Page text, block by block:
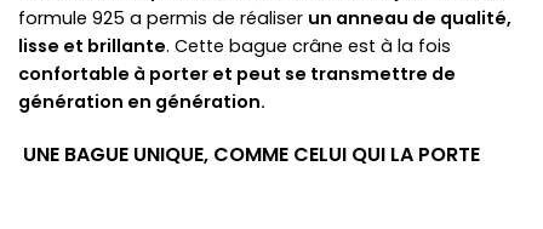
formule 925 a permis de réaliser un anneau de qualité,
lisse et brillante. Cette bague crâne est à la fois
confortable à porter et peut se transmettre de
génération en génération.
UNE BAGUE UNIQUE, COMME CELUI QUI LA PORTE